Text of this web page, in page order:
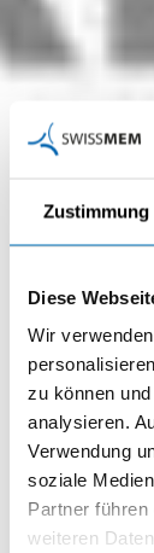
Zustimmung
Diese
Wir
zu können
analysieren.
Verwendung
soziale
Partner
weiteren
für